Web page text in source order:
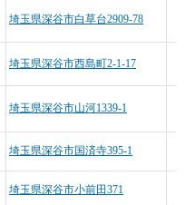
埼玉県深谷市白草台2909-78
埼玉県深谷市西島町2-1-17
埼玉県深谷市山河1339-1
埼玉県深谷市国済寺395-1
埼玉県深谷市小前田371